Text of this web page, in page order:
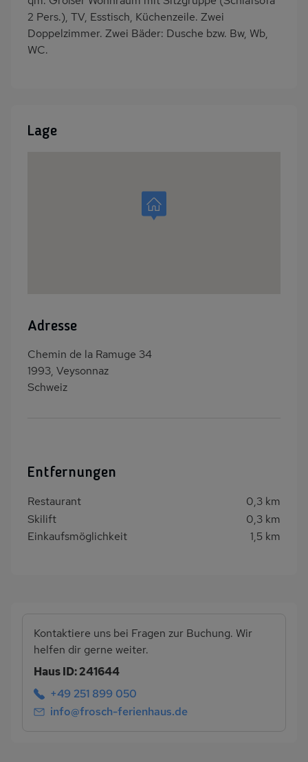
2 Pers.), TV, Esstisch, Küchenzeile. Zwei
Doppelzimmer. Zwei Bäder: Dusche bzw. Bw, Wb,
WC.
Lage
Adresse
Chemin de la Ramuge 34
1993, Veysonnaz
Schweiz
Entfernungen
Restaurant
0,3 km
Skilift
0,3 km
Einkaufsmöglichkeit
1,5 km
Kontaktiere uns bei Fragen zur Buchung. Wir
helfen dir gerne weiter.
Haus ID: 241644
+49 251 899 050
info@frosch-ferienhaus.de